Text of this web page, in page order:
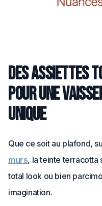
Des assiettes
pour une
unique
Que ce soit au plafond,
murs, la teinte terracotta
total look ou bien
imagination.